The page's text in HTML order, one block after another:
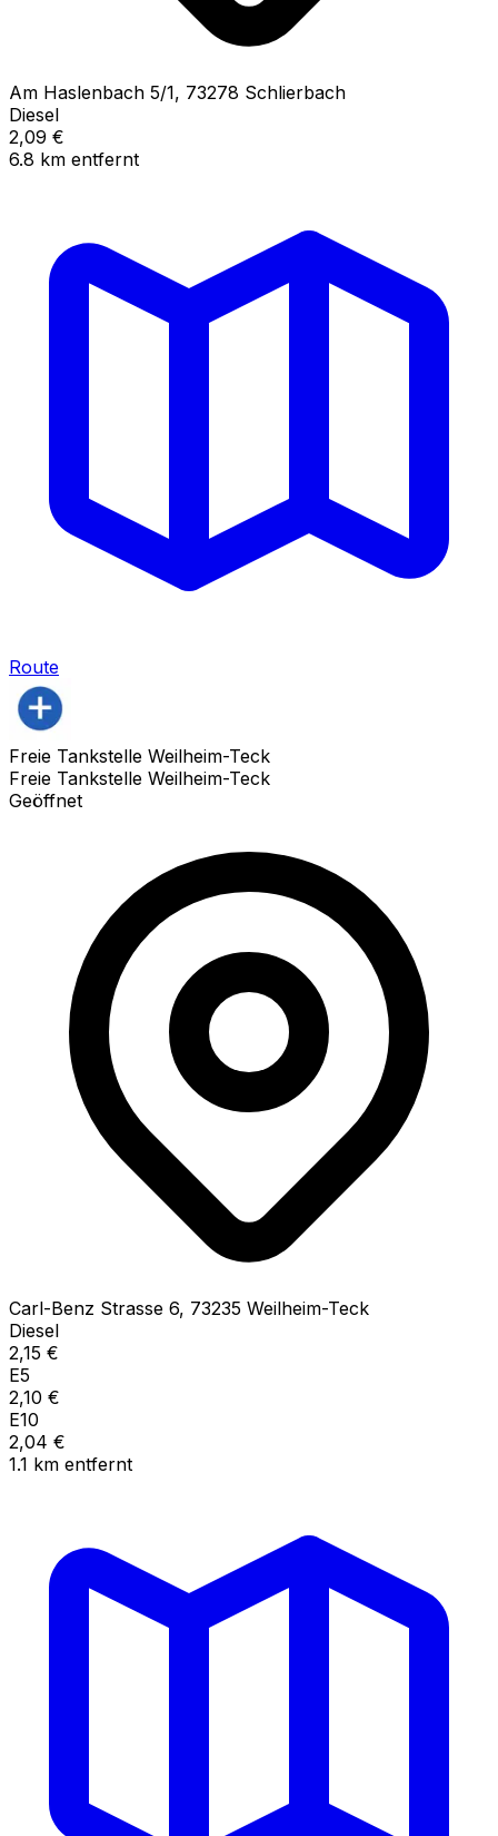
Am Haslenbach 5/1, 73278 Schlierbach
Diesel
2,09 €
6.8 km entfernt
Route
Freie Tankstelle Weilheim-Teck
Freie Tankstelle Weilheim-Teck
Geöffnet
Carl-Benz Strasse 6, 73235 Weilheim-Teck
Diesel
2,15 €
E5
2,10 €
E10
2,04 €
1.1 km entfernt